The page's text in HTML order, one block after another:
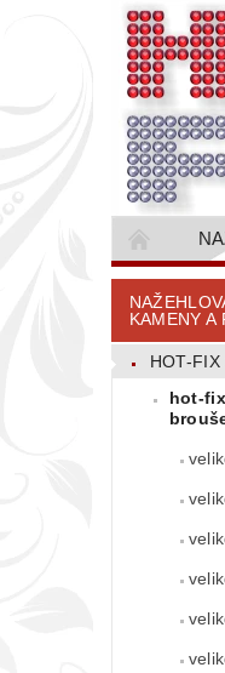
VŠE
CENÍK
KAMENY A
HOT-FIX
hot-